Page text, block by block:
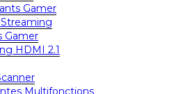
Gamer
Gamer
HDMI 2.1
Multifonctions